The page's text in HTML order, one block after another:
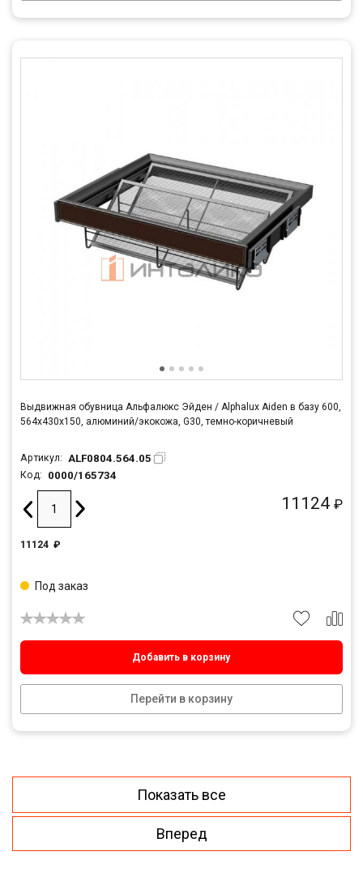
Выдвижная обувница Альфалюкс Эйден / Alphalux Aiden в базу 600,
564х430х150, алюминий/экокожа, G30, темно-коричневый
Артикул: ALF0804.564.05
Код: 0000/165734
11124 ₽
11124 ₽
Добавить в корзину
Перейти в корзину
Под заказ
Показать все
Вперед